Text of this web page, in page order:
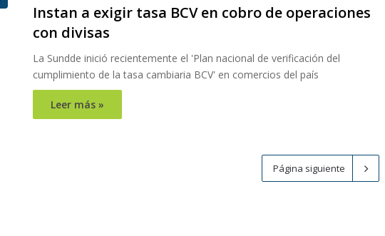
Instan a exigir tasa BCV en cobro de operaciones
con divisas
La Sundde inició recientemente el 'Plan nacional de verificación del
cumplimiento de la tasa cambiaria BCV' en comercios del país
Leer más »
Página siguiente